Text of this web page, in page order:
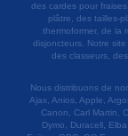
des cardes pour
plâtre, des tailles-
thermoformer, de la
disjoncteurs. Notre
des classeurs,
Nous distribuons de
Ajax, Anios, Apple,
Canon, Carl Martin,
Dymo, Duracell,